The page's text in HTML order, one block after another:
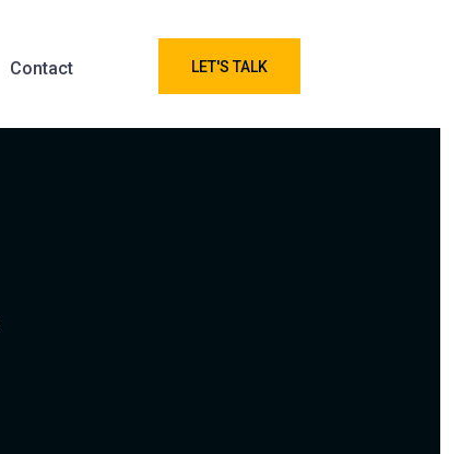
Contact LET'S TALK